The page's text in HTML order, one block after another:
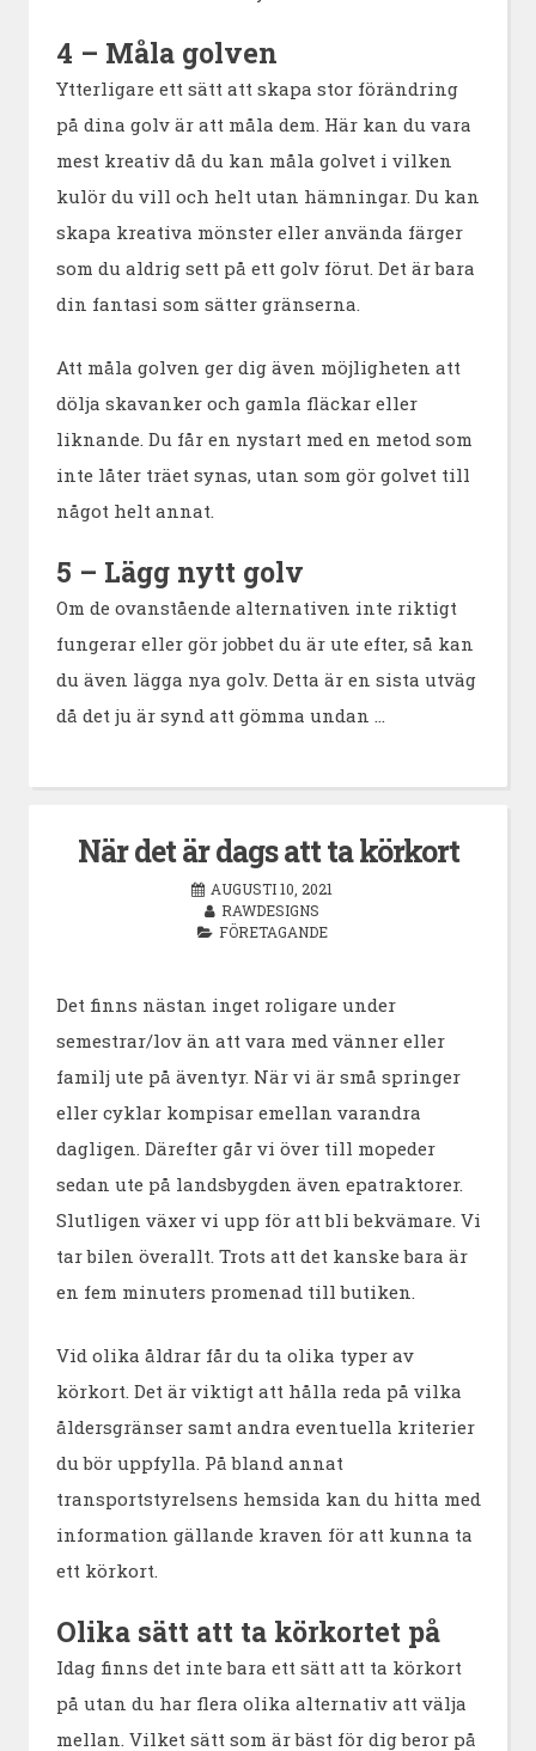
4 – Måla golven
Ytterligare ett sätt att skapa stor förändring
på dina golv är att måla dem. Här kan du vara
mest kreativ då du kan måla golvet i vilken
kulör du vill och helt utan hämningar. Du kan
skapa kreativa mönster eller använda färger
som du aldrig sett på ett golv förut. Det är bara
din fantasi som sätter gränserna.
Att måla golven ger dig även möjligheten att
dölja skavanker och gamla fläckar eller
liknande. Du får en nystart med en metod som
inte låter träet synas, utan som gör golvet till
något helt annat.
5 – Lägg nytt golv
Om de ovanstående alternativen inte riktigt
fungerar eller gör jobbet du är ute efter, så kan
du även lägga nya golv. Detta är en sista utväg
då det ju är synd att gömma undan …
När det är dags att ta körkort
AUGUSTI 10, 2021
RAWDESIGNS
FÖRETAGANDE
Det finns nästan inget roligare under
semestrar/lov än att vara med vänner eller
familj ute på äventyr. När vi är små springer
eller cyklar kompisar emellan varandra
dagligen. Därefter går vi över till mopeder
sedan ute på landsbygden även epatraktorer.
Slutligen växer vi upp för att bli bekvämare. Vi
tar bilen överallt. Trots att det kanske bara är
en fem minuters promenad till butiken.
Vid olika åldrar får du ta olika typer av
körkort. Det är viktigt att hålla reda på vilka
åldersgränser samt andra eventuella kriterier
du bör uppfylla. På bland annat
transportstyrelsens hemsida kan du hitta med
information gällande kraven för att kunna ta
ett körkort.
Olika sätt att ta körkortet på
Idag finns det inte bara ett sätt att ta körkort
på utan du har flera olika alternativ att välja
mellan. Vilket sätt som är bäst för dig beror på